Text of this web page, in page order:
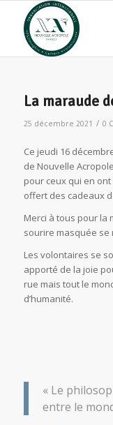
La maraude
25 décembre 2021 / 0
Ce jeudi 16
de Nouvelle
pour ceux qui en
offert des cadeaux
Merci à tous pour la
sourire masquée se
Les volontaires se
apporté de la joie
rue mais tout le
d’humanité.
« Le
entre le